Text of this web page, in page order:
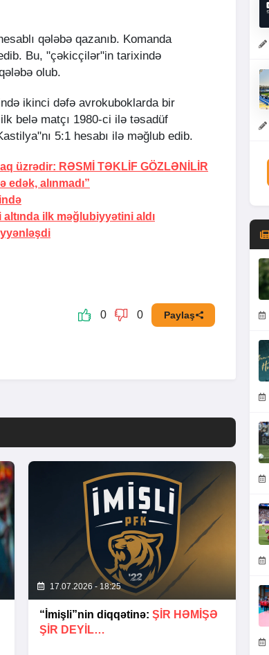
qələbə qazanıb. Komanda
Bu, "çəkicçilər"in tarixində
olub.
ikinci dəfə avrokuboklarda bir
belə matçı 1980-ci ilə təsadüf
5:1 hesabı ilə məğlub edib.
üzrədir: RƏSMİ TƏKLİF GÖZLƏNİLİR
edək, alınmadı”
ilk məğlubiyyətini aldı
0 0 Paylaş
17.07.2026 - 18:25
“İmişli”nin diqqətinə: ŞIR HƏMIŞƏ
ŞIR DEYIL…